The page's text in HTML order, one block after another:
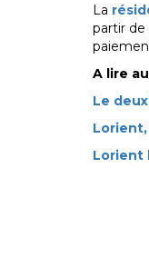
La
partir de
A lire
Le
Lorient